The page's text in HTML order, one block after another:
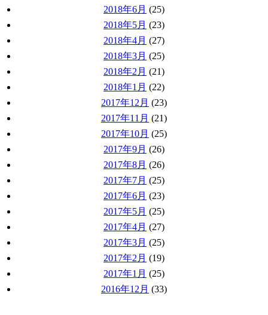
2018年6月 (25)
2018年5月 (23)
2018年4月 (27)
2018年3月 (25)
2018年2月 (21)
2018年1月 (22)
2017年12月 (23)
2017年11月 (21)
2017年10月 (25)
2017年9月 (26)
2017年8月 (26)
2017年7月 (25)
2017年6月 (23)
2017年5月 (25)
2017年4月 (27)
2017年3月 (25)
2017年2月 (19)
2017年1月 (25)
2016年12月 (33)